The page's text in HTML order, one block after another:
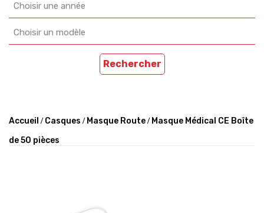
Choisir une année
Choisir un modèle
Rechercher
Accueil Casques Masque Route
Masque Médical CE Boîte
de 50 pièces